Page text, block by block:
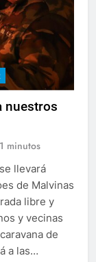
nuestros
1 minutos
llevará
de Malvinas
libre y
y vecinas
de
a las…